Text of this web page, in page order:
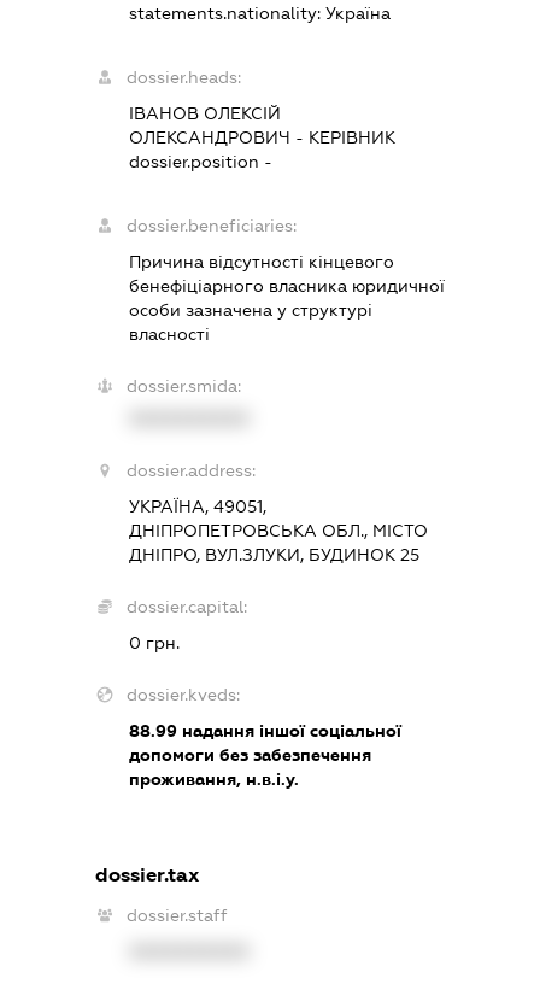
statements.nationality: Україна
dossier.heads:
ІВАНОВ ОЛЕКСІЙ
ОЛЕКСАНДРОВИЧ - КЕРІВНИК
dossier.position -
dossier.beneficiaries:
Причина відсутності кінцевого
бенефіціарного власника юридичної
особи зазначена у структурі
власності
dossier.smida:
dossier.address:
УКРАЇНА, 49051,
ДНІПРОПЕТРОВСЬКА ОБЛ., МІСТО
ДНІПРО, ВУЛ.ЗЛУКИ, БУДИНОК 25
dossier.capital:
0 грн.
dossier.kveds:
88.99надання іншої соціальної
допомоги без забезпечення
проживання, н.в.і.у.
dossier.tax
dossier.staff